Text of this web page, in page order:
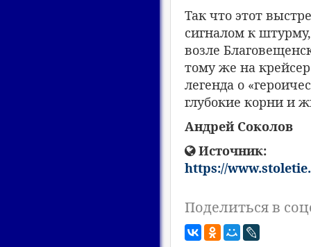
Так что этот
сигналом к
возле
тому же на
легенда о
глубокие корни и
Андрей Соколов
Источник:
https://
Поделиться в